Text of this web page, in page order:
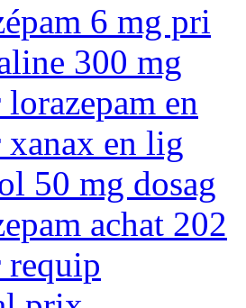
6 mg pri
300 mg
lorazepam en
xanax en lig
50 mg dosag
achat 202
requip